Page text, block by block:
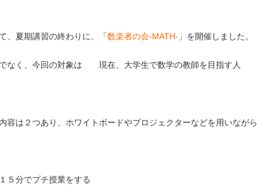
、夏期講習の終わりに、「数楽者の会-MATH- 」を開催しました。
でなく、今回の対象は 現在、大学生で数学の教師を目指す人
容は２つあり、ホワイトボードやプロジェクターなどを用いながら
５分でプチ授業をする